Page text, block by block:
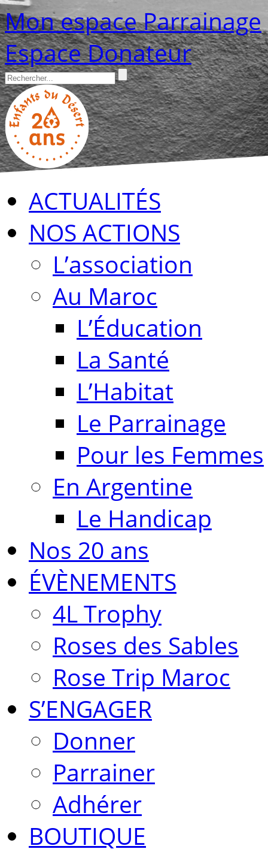
Mon espace Parrainage
Espace Donateur
ACTUALITÉS
NOS ACTIONS
L’association
Au Maroc
L’Éducation
La Santé
L’Habitat
Le Parrainage
Pour les Femmes
En Argentine
Le Handicap
Nos 20 ans
ÉVÈNEMENTS
4L Trophy
Roses des Sables
Rose Trip Maroc
S’ENGAGER
Donner
Parrainer
Adhérer
BOUTIQUE